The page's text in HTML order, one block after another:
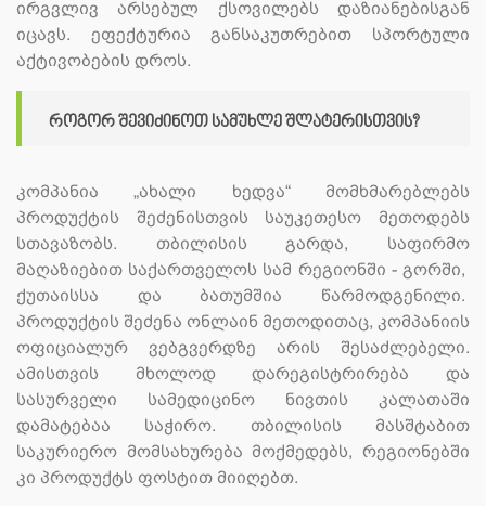
ირგვლივ არსებულ ქსოვილებს დაზიანებისგან
იცავს. ეფექტურია განსაკუთრებით სპორტული
აქტივობების დროს.
როგორ შევიძინოთ სამუხლე შლატერისთვის?
კომპანია „ახალი ხედვა“ მომხმარებლებს
პროდუქტის შეძენისთვის საუკეთესო მეთოდებს
სთავაზობს. თბილისის გარდა, საფირმო
მაღაზიებით საქართველოს სამ რეგიონში - გორში,
ქუთაისსა და ბათუმშია წარმოდგენილი.
პროდუქტის შეძენა ონლაინ მეთოდითაც, კომპანიის
ოფიციალურ ვებგვერდზე არის შესაძლებელი.
ამისთვის მხოლოდ დარეგისტრირება და
სასურველი სამედიცინო ნივთის კალათაში
დამატებაა საჭირო. თბილისის მასშტაბით
საკურიერო მომსახურება მოქმედებს, რეგიონებში
კი პროდუქტს ფოსტით მიიღებთ.